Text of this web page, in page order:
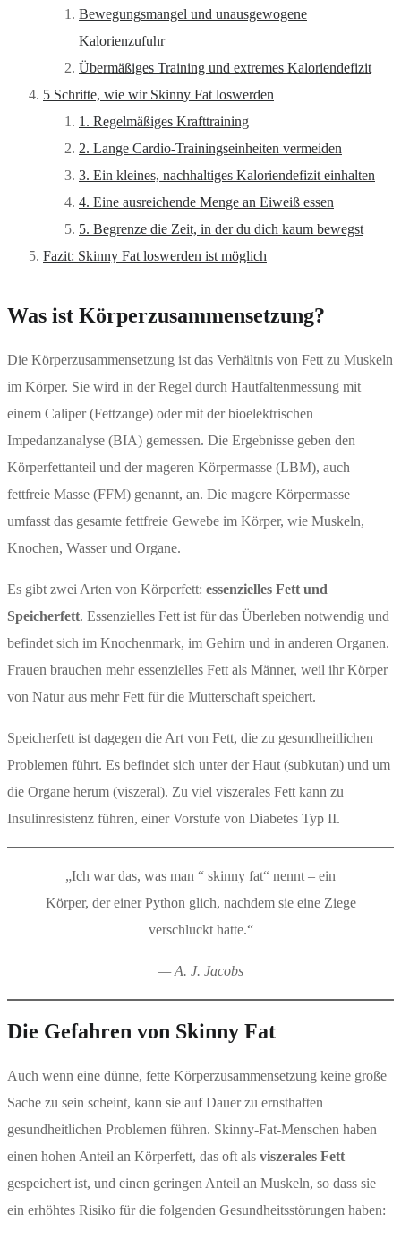
Bewegungsmangel und unausgewogene
Kalorienzufuhr
Übermäßiges Training und extremes Kaloriendefizit
5 Schritte, wie wir Skinny Fat loswerden
1. Regelmäßiges Krafttraining
2. Lange Cardio-Trainingseinheiten vermeiden
3. Ein kleines, nachhaltiges Kaloriendefizit einhalten
4. Eine ausreichende Menge an Eiweiß essen
5. Begrenze die Zeit, in der du dich kaum bewegst
Fazit: Skinny Fat loswerden ist möglich
Was ist Körperzusammensetzung?
Die Körperzusammensetzung ist das Verhältnis von Fett zu Muskeln
im Körper. Sie wird in der Regel durch Hautfaltenmessung mit
einem Caliper (Fettzange) oder mit der bioelektrischen
Impedanzanalyse (BIA) gemessen. Die Ergebnisse geben den
Körperfettanteil und der mageren Körpermasse (LBM), auch
fettfreie Masse (FFM) genannt, an. Die magere Körpermasse
umfasst das gesamte fettfreie Gewebe im Körper, wie Muskeln,
Knochen, Wasser und Organe.
Es gibt zwei Arten von Körperfett: essenzielles Fett und
Speicherfett. Essenzielles Fett ist für das Überleben notwendig und
befindet sich im Knochenmark, im Gehirn und in anderen Organen.
Frauen brauchen mehr essenzielles Fett als Männer, weil ihr Körper
von Natur aus mehr Fett für die Mutterschaft speichert.
Speicherfett ist dagegen die Art von Fett, die zu gesundheitlichen
Problemen führt. Es befindet sich unter der Haut (subkutan) und um
die Organe herum (viszeral). Zu viel viszerales Fett kann zu
Insulinresistenz führen, einer Vorstufe von Diabetes Typ II.
„Ich war das, was man “ skinny fat“ nennt – ein
Körper, der einer Python glich, nachdem sie eine Ziege
verschluckt hatte.“
— A. J. Jacobs
Die Gefahren von Skinny Fat
Auch wenn eine dünne, fette Körperzusammensetzung keine große
Sache zu sein scheint, kann sie auf Dauer zu ernsthaften
gesundheitlichen Problemen führen. Skinny-Fat-Menschen haben
einen hohen Anteil an Körperfett, das oft als viszerales Fett
gespeichert ist, und einen geringen Anteil an Muskeln, so dass sie
ein erhöhtes Risiko für die folgenden Gesundheitsstörungen haben: